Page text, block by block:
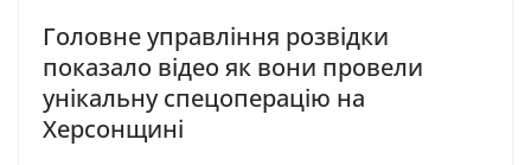
Головне управління розвідки
показало відео як вони провели
унікальну спецоперацію на
Херсонщині